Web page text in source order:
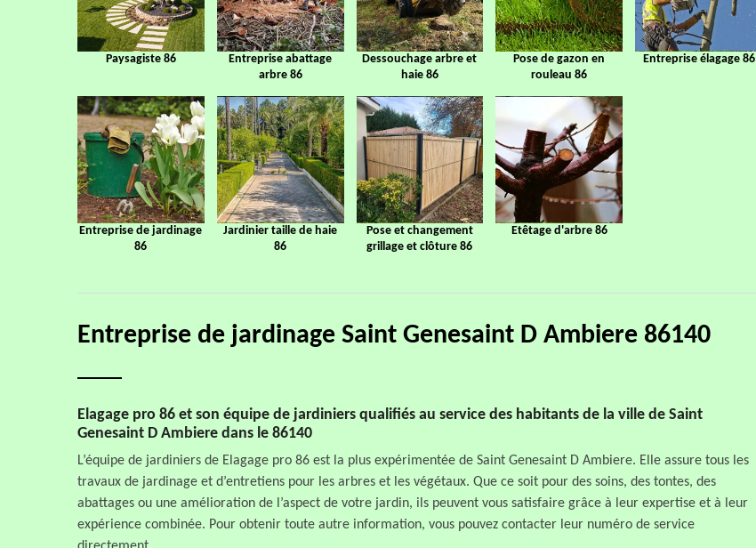
Paysagiste 86
Entreprise abattage
arbre 86
Dessouchage arbre et
haie 86
Pose de gazon en
rouleau 86
Entreprise élagage 86
Entreprise de jardinage
86
Jardinier taille de haie
86
Pose et changement
grillage et clôture 86
Etêtage d'arbre 86
Entreprise de jardinage Saint Genesaint D Ambiere 86140
Elagage pro 86 et son équipe de jardiniers qualifiés au service des habitants de la ville de Saint
Genesaint D Ambiere dans le 86140
L’équipe de jardiniers de Elagage pro 86 est la plus expérimentée de Saint Genesaint D Ambiere. Elle assure tous les
travaux de jardinage et d’entretiens pour les arbres et les végétaux. Que ce soit pour des soins, des tontes, des
abattages ou une amélioration de l’aspect de votre jardin, ils peuvent vous satisfaire grâce à leur expertise et à leur
expérience combinée. Pour obtenir toute autre information, vous pouvez contacter leur numéro de service